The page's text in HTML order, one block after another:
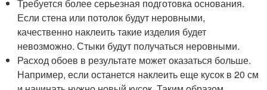
Требуется более серьезная подготовка основания.
Если стена или потолок будут неровными,
качественно наклеить такие изделия будет
невозможно. Стыки будут получаться неровными.
Расход обоев в результате может оказаться больше.
Например, если останется наклеить еще кусок в 20 см